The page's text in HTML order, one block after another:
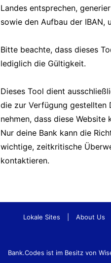
Landes entsprechen,
sowie den Aufbau der IBAN,
Bitte beachte, dass dieses
lediglich die Gültigkeit.
Dieses Tool dient
die zur Verfügung gestellten
nehmen, dass diese
Nur deine Bank kann die
wichtige, zeitkritische
kontaktieren.
Lokale Sites About Us
Bank.Codes ist im Besitz von